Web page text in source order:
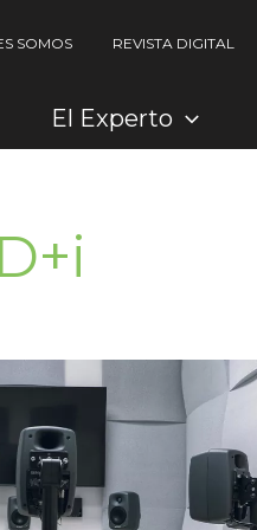
SOMOS REVISTA DIGITAL
El Experto